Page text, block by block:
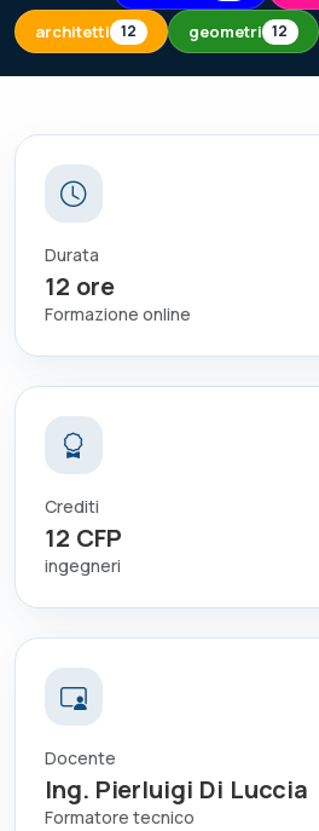
architetti 12 geometri 12
Durata
12 ore
Formazione online
Crediti
12 CFP
ingegneri
Docente
Ing. Pierluigi Di Luccia
Formatore tecnico